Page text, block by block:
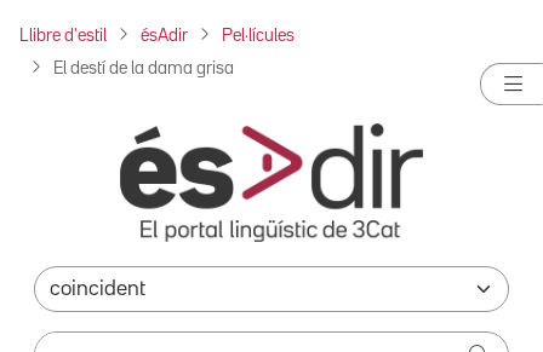
Llibre d'estil ésAdir Pel·lícules
El destí de la dama grisa